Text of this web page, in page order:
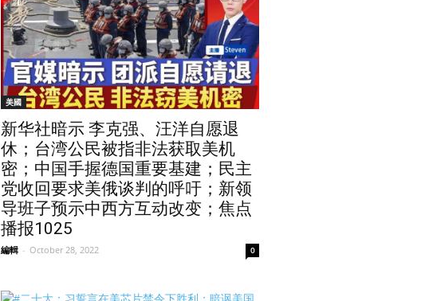
美國
新华社暗示 李克强、汪洋自愿退
休；台湾公民被指非法获取美机
密；中国手握德国重要基建；民主
党收回要求美俄谈判的呼吁；新领
导班子预示中西方互动改变；焦点
播报1025
編輯 - October 28, 2022 0